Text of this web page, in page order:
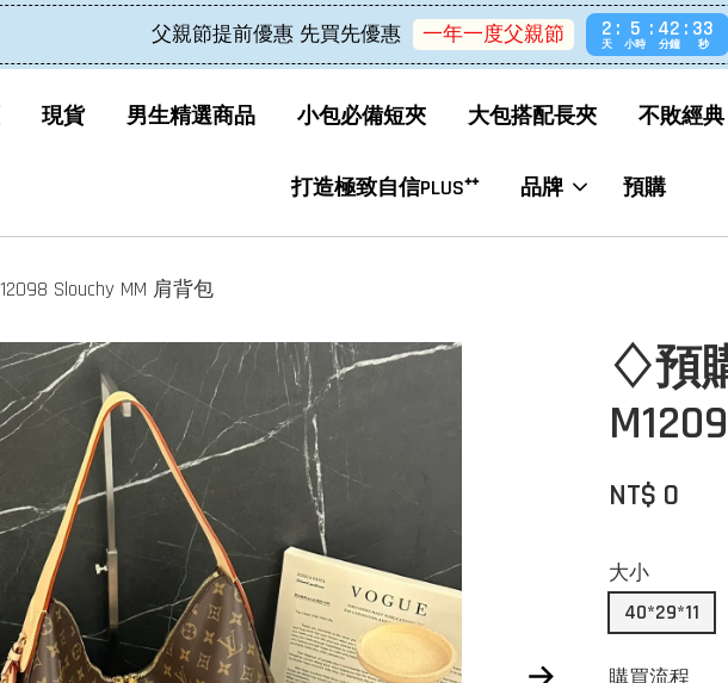
父親節提前優惠 先買先優惠 一年一度父親節 2
天
5
小時
42
分鐘
33
秒
現貨 男生精選商品 小包必備短夾 大包搭配長夾 不敗經
打造極致自信PLUS⁺⁺ 品牌 預購
Slouchy MM 肩背包
♢預
NT$ 0
大小
40*29*11